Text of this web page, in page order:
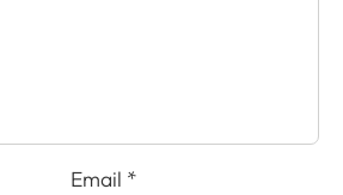
Email *